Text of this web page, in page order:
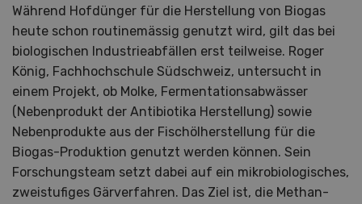
Während Hofdünger für die Herstellung von Biogas
heute schon routinemässig genutzt wird, gilt das bei
biologischen Industrieabfällen erst teilweise. Roger
König, Fachhochschule Südschweiz, untersucht in
einem Projekt, ob Molke, Fermentationsabwässer
(Nebenprodukt der Antibiotika Herstellung) sowie
Nebenprodukte aus der Fischölherstellung für die
Biogas-Produktion genutzt werden können. Sein
Forschungsteam setzt dabei auf ein mikrobiologisches,
zweistufiges Gärverfahren. Das Ziel ist, die Methan-